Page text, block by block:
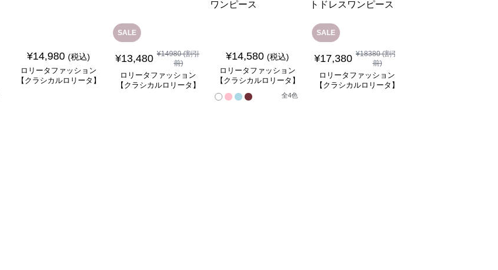
¥14,980 (税込)
ロリータファッション
【クラシカルロリータ】
SALE
¥13,480 ¥14980(割引
前)
ロリータファッション
【クラシカルロリータ】
¥14,580 (税込)
ロリータファッション
【クラシカルロリータ】
ベルフレアスリーブプリ
ンセスドレスワンピース
全4色
SALE
¥17,380 ¥18380(割引
前)
ロリータファッション
【クラシカルロリータ】